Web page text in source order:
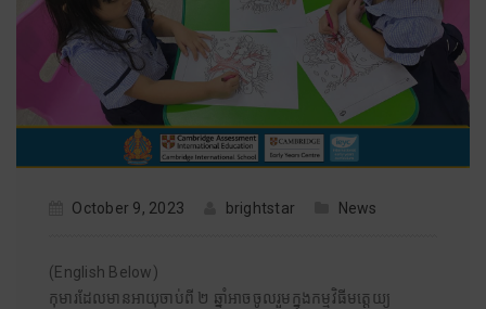
October 9, 2023 brightstar News
(English Below)
កុមារដែលមានអាយុចាប់ពី ២ ឆ្នាំអាចចូលរួមក្នុងកម្មវិធីមត្តេយ្យ